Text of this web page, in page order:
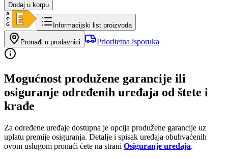
Dodaj u korpu
Informacijski list proizvoda
Pronađi u prodavnici Prioritetna isporuka
Mogućnost produžene garancije ili
osiguranje određenih uređaja od štete i
krađe
Za određene uređaje dostupna je opcija produžene garancije uz
uplatu premije osiguranja. Detalje i spisak uređaja obuhvaćenih
ovom uslugom pronaći ćete na strani Osiguranje uređaja.